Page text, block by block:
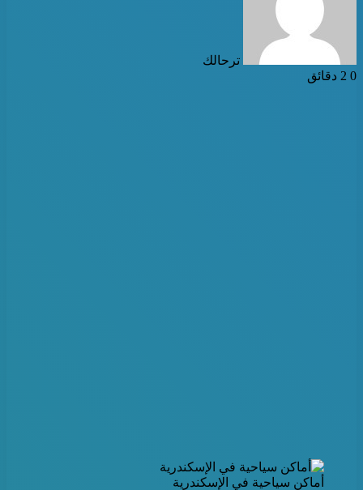
ترحالك
0
أماكن سياحية في الإسكندرية